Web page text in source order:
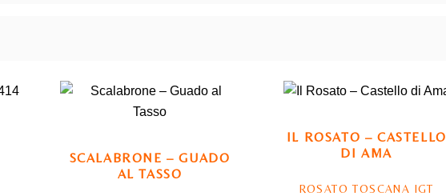
SCALABRONE – GUADO
AL TASSO
IL ROSATO – CASTELLO
DI AMA
ROSATO TOSCANA IGT